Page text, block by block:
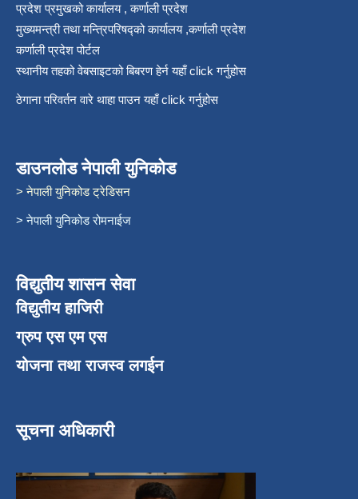
प्रदेश प्रमुखको कार्यालय , कर्णाली प्रदेश
मुख्यमन्त्री तथा मन्त्रिपरिषद्को कार्यालय ,कर्णाली प्रदेश
कर्णाली प्रदेश पोर्टल
स्थानीय तहको वेबसाइटको बिबरण हेर्न यहाँ click गर्नुहोस
ठेगाना परिवर्तन वारे थाहा पाउन यहाँ click गर्नुहोस
डाउनलोड नेपाली युनिकोड
> नेपाली युनिकोड ट्रेडिसन
> नेपाली युनिकोड रोमनाईज
विद्युतीय शासन सेवा
विद्युतीय हाजिरी
ग्रुप एस एम एस
योजना तथा राजस्व लगईन
सूचना अधिकारी